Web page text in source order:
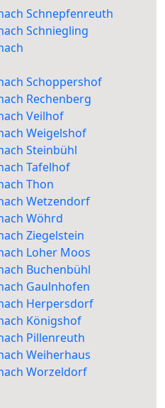
Schnepfenreuth
Schniegling
Schoppershof
Rechenberg
Veilhof
Weigelshof
Steinbühl
Tafelhof
Thon
Wetzendorf
Wöhrd
Ziegelstein
Loher Moos
Buchenbühl
Gaulnhofen
Herpersdorf
Königshof
Pillenreuth
Weiherhaus
Worzeldorf